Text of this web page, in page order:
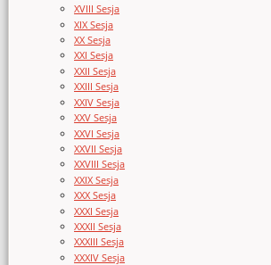
XVIII Sesja
XIX Sesja
XX Sesja
XXI Sesja
XXII Sesja
XXIII Sesja
XXIV Sesja
XXV Sesja
XXVI Sesja
XXVII Sesja
XXVIII Sesja
XXIX Sesja
XXX Sesja
XXXI Sesja
XXXII Sesja
XXXIII Sesja
XXXIV Sesja